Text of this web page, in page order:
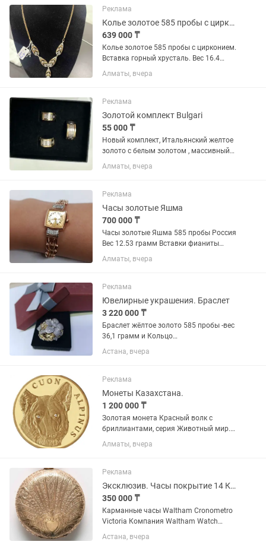
Реклама
Колье золотое 585 пробы с цирконием
639 000 ₸
Колье золотое 585 пробы с цирконием.
Вставка горный хрусталь. Вес 16.4
грамма. Производство 1 Московский
ювелирный завод. Оригинал проба
изделия. Лучшая цена по 39000...
Алматы, вчера
Реклама
Золотой комплект Bulgari
55 000 ₸
Новый комплект, Итальянский желтое
золото с белым золотом , массивный
,смотрится богато! Есть пломбы и
этикетки! Размер кольца 18! Купили в
55000 за грамм
Алматы, вчера
Реклама
Часы золотые Яшма
700 000 ₸
Часы золотые Яшма 585 пробы Россия
Вес 12.53 грамм Вставки фианиты
Алматы, вчера
Реклама
Ювелирные украшения. Браслет
3 220 000 ₸
Браслет жёлтое золото 585 пробы -вес
36,1 грамм и Кольцо
комбинированный жёлтый с белым
золотом 585 пробы с бриллиантами -
Астана, вчера
Реклама
Монеты Казахстана.
1 200 000 ₸
Золотая монета Красный волк с
бриллиантами, серия Животный мир.
Вес 7.78 грамм. Проба 999.Диаметр 25
мм. Год выпуска 2005.
Алматы, вчера
Реклама
Эксклюзив. Часы покрытие 14 К. Золото. Антиквариат.
350 000 ₸
Карманные часы Waltham Cronometro
Victoria Компания Waltham Watch
Company США, до 1899 года Корпус
покрыт 14К золотом! Позолота!
Астана, вчера